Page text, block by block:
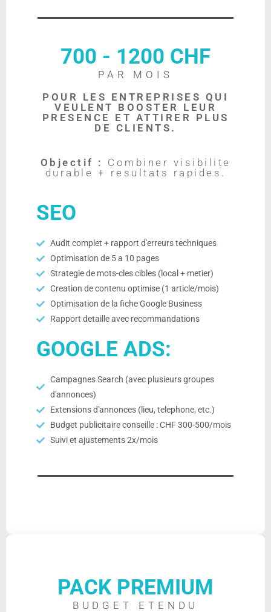
700 - 1200 CHF
PAR MOIS
POUR LES ENTREPRISES QUI
VEULENT BOOSTER LEUR
PRESENCE ET ATTIRER PLUS
DE CLIENTS.
Objectif :
Combiner visibilite
durable + resultats rapides.
SEO
Audit complet + rapport d'erreurs techniques
Optimisation de 5 a 10 pages
Strategie de mots-cles cibles (local + metier)
Creation de contenu optimise (1 article/mois)
Optimisation de la fiche Google Business
Rapport detaille avec recommandations
GOOGLE ADS:
Campagnes Search (avec plusieurs groupes
d'annonces)
Extensions d'annonces (lieu, telephone, etc.)
Budget publicitaire conseille : CHF 300-500/mois
Suivi et ajustements 2x/mois
PACK PREMIUM
BUDGET ETENDU